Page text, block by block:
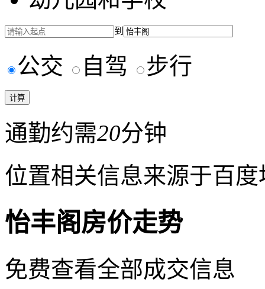
到
公交 自驾 步行
通勤约需20分钟
位置相关信息来源于百
怡丰阁房价走势
免费查看全部成交信息